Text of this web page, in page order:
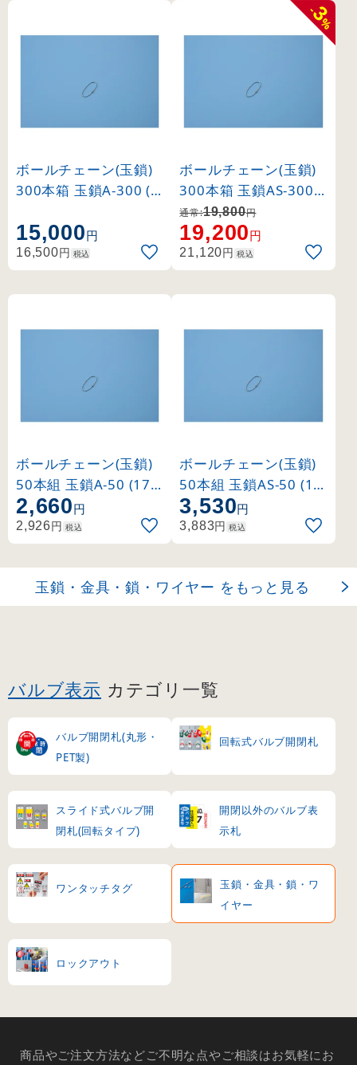
ボールチェーン(玉鎖)
300本箱 玉鎖A-300 (1
15,000円
16,500円 税込
-
3
%
ボールチェーン(玉鎖)
300本箱 玉鎖AS-300 (
170013)
通常:19,800円
19,200円
21,120円 税込
ボールチェーン(玉鎖)
50本組 玉鎖A-50 (170
014)
2,660円
2,926円 税込
ボールチェーン(玉鎖)
50本組 玉鎖AS-50 (17
0015)
3,530円
3,883円 税込
玉鎖・金具・鎖・ワイヤー をもっと見る
バルブ表示 カテゴリ一覧
バルブ開閉札(丸形・
PET製)
回転式バルブ開閉札
スライド式バルブ開
閉札(回転タイプ)
開閉以外のバルブ表
示札
ワンタッチタグ
玉鎖・金具・鎖・ワ
イヤー
ロックアウト
商品やご注文方法などご不明な点やご相談はお気軽にお